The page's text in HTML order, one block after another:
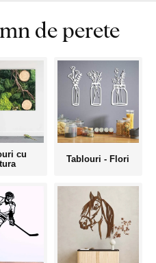
de perete
cu
Tablouri - Flori